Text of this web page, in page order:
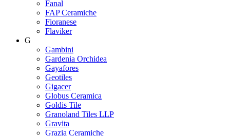
Fanal
FAP Ceramiche
Fioranese
Flaviker
G
Gambini
Gardenia Orchidea
Gayafores
Geotiles
Gigacer
Globus Ceramica
Goldis Tile
Granoland Tiles LLP
Gravita
Grazia Ceramiche